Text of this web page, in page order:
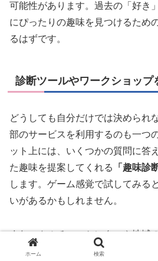
可能性があります。過去の「好き
にぴったりの趣味を見つけるため
るはずです。
診断ツールやワークショップ
どうしても自分だけでは決められ
部のサービスを利用するのも一つ
ット上には、いくつかの質問に答
た趣味を提案してくれる
「趣味診
します。ゲーム感覚で試してみる
いがあるかもしれません。
また、カルチャーセンターや地域
で開催されている
1日体験ワークシ
ホーム 検索